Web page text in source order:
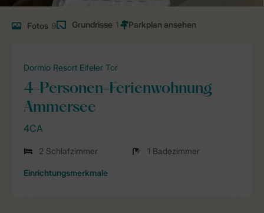
Fotos 9 Grundrisse 1
Dormio Resort Eifeler Tor
4-Personen-Ferienwohnung
Ammersee
4CA
2 Schlafzimmer 1 Badezimmer
Einrichtungsmerkmale